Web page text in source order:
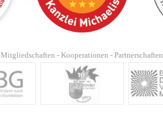
Mitgliedschaften - Kooperationen - Partnerschaften